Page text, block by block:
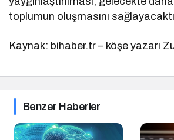
toplumun oluşmasını
Kaynak: bihaber.tr – köşe yazarı
Benzer Haberler